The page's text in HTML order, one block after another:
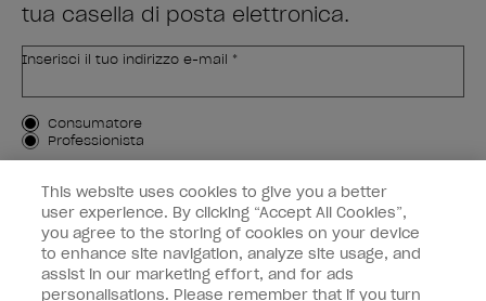
tua casella di posta elettronica.
Inserisci il tuo indirizzo e-mail *
Tipo di cliente
Consumatore
Professionista
ISCRIVIMI
Informazioni per i clienti
OPI & voi
This website uses cookies to give you a better
user experience. By clicking “Accept All Cookies”,
you agree to the storing of cookies on your device
to enhance site navigation, analyze site usage, and
assist in our marketing effort, and for ads
personalisations. Please remember that if you turn